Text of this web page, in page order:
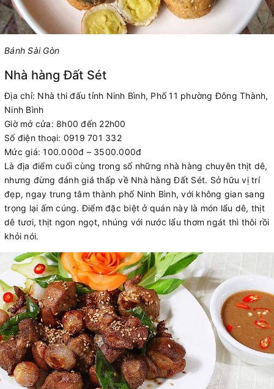
Bánh Sài Gòn
Nhà hàng Đất Sét
Địa chỉ: Nhà thi đấu tỉnh Ninh Bình, Phố 11 phường Đông Thành,
Ninh Bình
Giờ mở cửa: 8h00 đến 22h00
Số điện thoại: 0919 701 332
Mức giá: 100.000đ – 3500.000đ
Là địa điểm cuối cùng trong số những nhà hàng chuyên thịt dê,
nhưng đừng đánh giá thấp về Nhà hàng Đất Sét. Sở hữu vị trí
đẹp, ngay trung tâm thành phố Ninh Bình, với không gian sang
trọng lại ấm cúng. Điểm đặc biệt ở quán này là món lẩu dê, thịt
dê tươi, thịt ngon ngọt, nhúng với nước lẩu thơm ngát thì thôi rồi
khỏi nói.